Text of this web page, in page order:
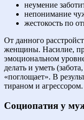
неумение
непонимание
жестокость по
От данного
женщины. Насилие,
эмоциональном
делать и уметь
«поглощает». В
тираном и агрессором.
Социопатия у